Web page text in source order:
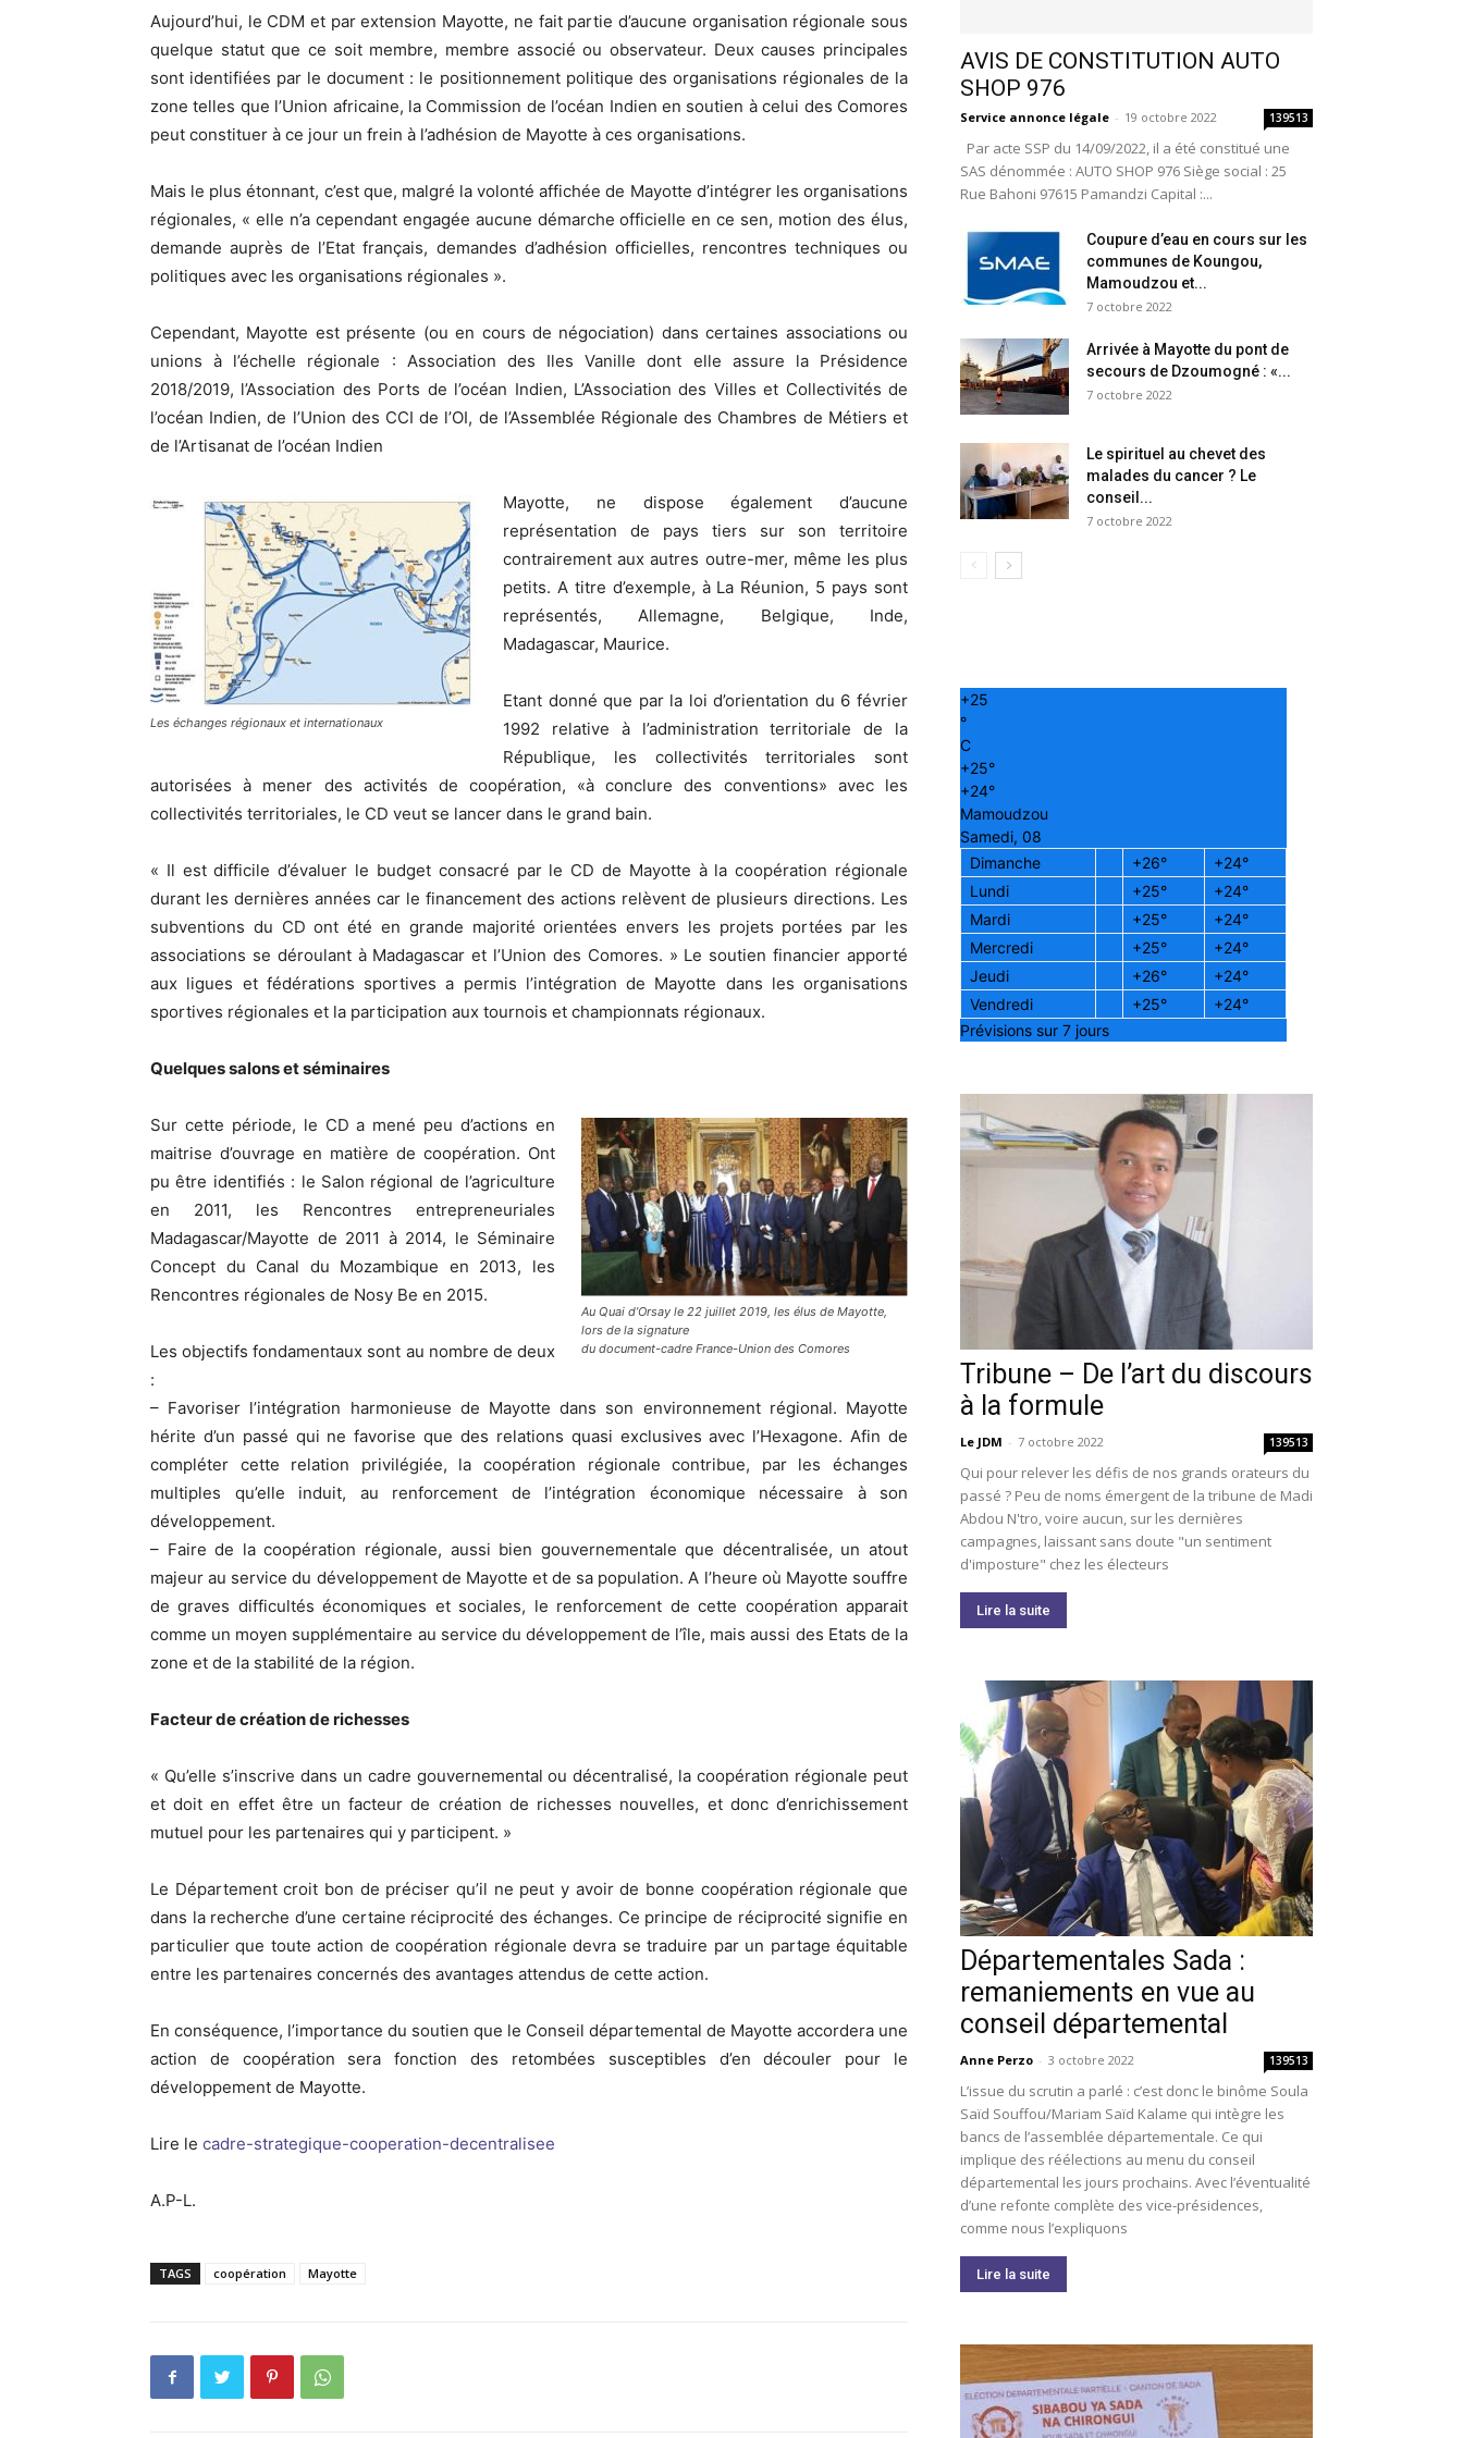
Aujourd’hui, le CDM et par extension Mayotte, ne fait partie d’aucune organisation régionale sous
quelque statut que ce soit membre, membre associé ou observateur. Deux causes principales
sont identifiées par le document : le positionnement politique des organisations régionales de la
zone telles que l’Union africaine, la Commission de l’océan Indien en soutien à celui des Comores
peut constituer à ce jour un frein à l’adhésion de Mayotte à ces organisations.
Mais le plus étonnant, c’est que, malgré la volonté affichée de Mayotte d’intégrer les organisations
régionales, « elle n’a cependant engagée aucune démarche officielle en ce sen, motion des élus,
demande auprès de l’Etat français, demandes d’adhésion officielles, rencontres techniques ou
politiques avec les organisations régionales ».
Cependant, Mayotte est présente (ou en cours de négociation) dans certaines associations ou
unions à l’échelle régionale : Association des Iles Vanille dont elle assure la Présidence
2018/2019, l’Association des Ports de l’océan Indien, L’Association des Villes et Collectivités de
l’océan Indien, de l’Union des CCI de l’OI, de l’Assemblée Régionale des Chambres de Métiers et
de l’Artisanat de l’océan Indien
Les échanges régionaux et internationaux
Mayotte, ne dispose également d’aucune
représentation de pays tiers sur son territoire
contrairement aux autres outre-mer, même les plus
petits. A titre d’exemple, à La Réunion, 5 pays sont
représentés, Allemagne, Belgique, Inde,
Madagascar, Maurice.
Etant donné que par la loi d’orientation du 6 février
1992 relative à l’administration territoriale de la
République, les collectivités territoriales sont
autorisées à mener des activités de coopération, «à conclure des conventions» avec les
collectivités territoriales, le CD veut se lancer dans le grand bain.
« Il est difficile d’évaluer le budget consacré par le CD de Mayotte à la coopération régionale
durant les dernières années car le financement des actions relèvent de plusieurs directions. Les
subventions du CD ont été en grande majorité orientées envers les projets portées par les
associations se déroulant à Madagascar et l’Union des Comores. » Le soutien financier apporté
aux ligues et fédérations sportives a permis l’intégration de Mayotte dans les organisations
sportives régionales et la participation aux tournois et championnats régionaux.
Quelques salons et séminaires
Au Quai d’Orsay le 22 juillet 2019, les élus de Mayotte,
lors de la signature
du document-cadre France-Union des Comores
Sur cette période, le CD a mené peu d’actions en
maitrise d’ouvrage en matière de coopération. Ont
pu être identifiés : le Salon régional de l’agriculture
en 2011, les Rencontres entrepreneuriales
Madagascar/Mayotte de 2011 à 2014, le Séminaire
Concept du Canal du Mozambique en 2013, les
Rencontres régionales de Nosy Be en 2015.
Les objectifs fondamentaux sont au nombre de deux
:
– Favoriser l’intégration harmonieuse de Mayotte dans son environnement régional. Mayotte
hérite d’un passé qui ne favorise que des relations quasi exclusives avec l’Hexagone. Afin de
compléter cette relation privilégiée, la coopération régionale contribue, par les échanges
multiples qu’elle induit, au renforcement de l’intégration économique nécessaire à son
développement.
– Faire de la coopération régionale, aussi bien gouvernementale que décentralisée, un atout
majeur au service du développement de Mayotte et de sa population. A l’heure où Mayotte souffre
de graves difficultés économiques et sociales, le renforcement de cette coopération apparait
comme un moyen supplémentaire au service du développement de l’île, mais aussi des Etats de la
zone et de la stabilité de la région.
Facteur de création de richesses
« Qu’elle s’inscrive dans un cadre gouvernemental ou décentralisé, la coopération régionale peut
et doit en effet être un facteur de création de richesses nouvelles, et donc d’enrichissement
mutuel pour les partenaires qui y participent. »
Le Département croit bon de préciser qu’il ne peut y avoir de bonne coopération régionale que
dans la recherche d’une certaine réciprocité des échanges. Ce principe de réciprocité signifie en
particulier que toute action de coopération régionale devra se traduire par un partage équitable
entre les partenaires concernés des avantages attendus de cette action.
En conséquence, l’importance du soutien que le Conseil départemental de Mayotte accordera une
action de coopération sera fonction des retombées susceptibles d’en découler pour le
développement de Mayotte.
Lire le cadre-strategique-cooperation-decentralisee
A.P-L.
TAGS coopération Mayotte
AVIS DE CONSTITUTION AUTO
SHOP 976
Service annonce légale - 19 octobre 2022 139513
Par acte SSP du 14/09/2022, il a été constitué une
SAS dénommée : AUTO SHOP 976 Siège social : 25
Rue Bahoni 97615 Pamandzi Capital :...
Coupure d’eau en cours sur les
communes de Koungou,
Mamoudzou et...
7 octobre 2022
Arrivée à Mayotte du pont de
secours de Dzoumogné : «...
7 octobre 2022
Le spirituel au chevet des
malades du cancer ? Le
conseil...
7 octobre 2022
+25
°
C
+25°
+24°
Mamoudzou
Samedi, 08
Dimanche
+26° +24°
Lundi
+25° +24°
Mardi
+25° +24°
Mercredi
+25° +24°
Jeudi
+26° +24°
Vendredi
+25° +24°
Prévisions sur 7 jours
Tribune – De l’art du discours
à la formule
Le JDM - 7 octobre 2022 139513
Qui pour relever les défis de nos grands orateurs du
passé ? Peu de noms émergent de la tribune de Madi
Abdou N'tro, voire aucun, sur les dernières
campagnes, laissant sans doute "un sentiment
d'imposture" chez les électeurs
Lire la suite
Départementales Sada :
remaniements en vue au
conseil départemental
Anne Perzo - 3 octobre 2022 139513
L’issue du scrutin a parlé : c’est donc le binôme Soula
Saïd Souffou/Mariam Saïd Kalame qui intègre les
bancs de l’assemblée départementale. Ce qui
implique des réélections au menu du conseil
départemental les jours prochains. Avec l’éventualité
d’une refonte complète des vice-présidences,
comme nous l’expliquons
Lire la suite